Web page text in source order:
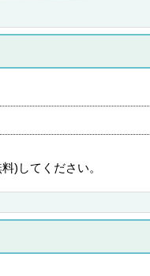
)してください。